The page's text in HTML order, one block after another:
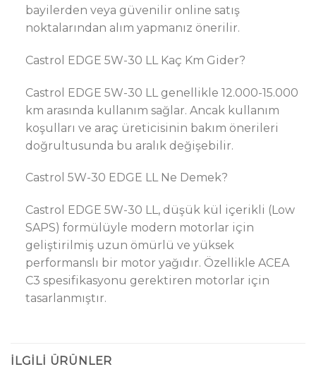
bayilerden veya güvenilir online satış
noktalarından alım yapmanız önerilir.
Castrol EDGE 5W-30 LL Kaç Km Gider?
Castrol EDGE 5W-30 LL genellikle 12.000-15.000
km arasında kullanım sağlar. Ancak kullanım
koşulları ve araç üreticisinin bakım önerileri
doğrultusunda bu aralık değişebilir.
Castrol 5W-30 EDGE LL Ne Demek?
Castrol EDGE 5W-30 LL, düşük kül içerikli (Low
SAPS) formülüyle modern motorlar için
geliştirilmiş uzun ömürlü ve yüksek
performanslı bir motor yağıdır. Özellikle ACEA
C3 spesifikasyonu gerektiren motorlar için
tasarlanmıştır.
İLGILI ÜRÜNLER